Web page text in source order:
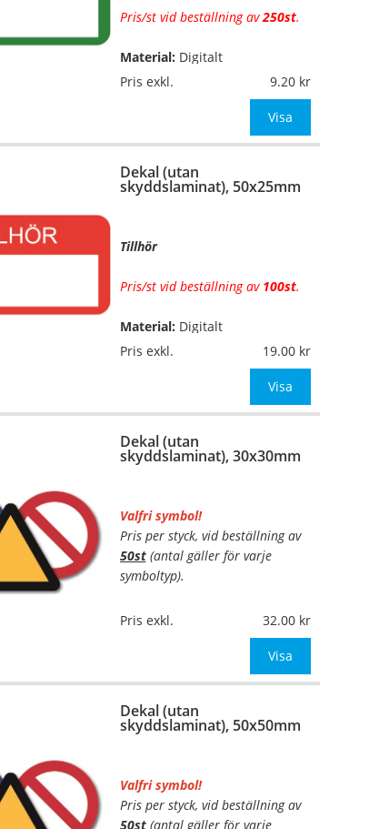
Pris/st vid beställning av250st.
Material: Digitalt
fyrfärgsprintade på
självhäftande vinylfolie (7års-
kvalitet). Toppskurna på ark.
Mått:50x25mm
Pris exkl. 9.20
Visa
Dekal (utan
skyddslaminat), 50x25mm
Tillhör
Pris/st vid beställning av 100st.
Material: Digitalt
fyrfärgsprintade på
självhäftande vinylfolie (7års-
kvalitet). Toppskurna på ark.
Mått:50x25mm
Pris exkl. 19.00
Visa
Dekal (utan
skyddslaminat), 30x30mm
Valfri symbol!
Pris per styck, vid beställning av
50st(antal gäller för varje
symboltyp).
Material:
självhäftande vinylfolie (7års-
kvalitet). Toppskurna på ark.
…
Pris exkl. 32.00
Visa
Dekal (utan
skyddslaminat), 50x50mm
Valfri symbol!
Pris per styck, vid beställning av
50st(antal gäller för varje